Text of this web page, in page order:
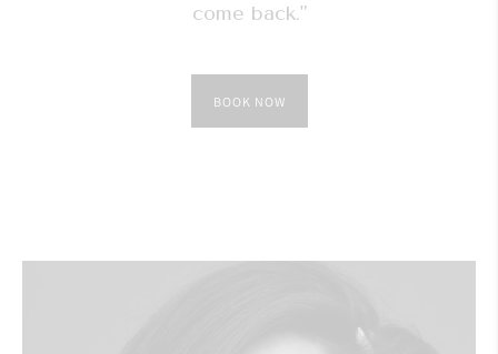
come back."
BOOK NOW